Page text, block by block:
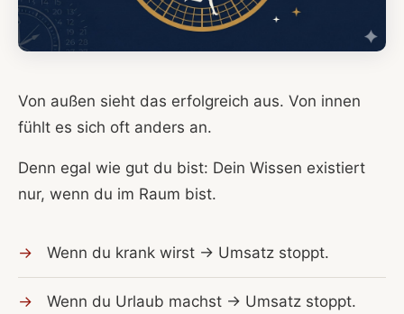
Von außen sieht das erfolgreich aus. Von innen
fühlt es sich oft anders an.
Denn egal wie gut du bist: Dein Wissen existiert
nur, wenn du im Raum bist.
Wenn du krank wirst → Umsatz stoppt.
Wenn du Urlaub machst → Umsatz stoppt.